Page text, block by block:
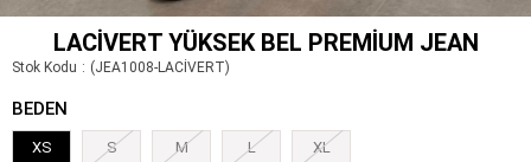
LACIVERT YÜKSEK BEL PREMIUM JEAN
Stok Kodu (JEA1008-LACİVERT)
BEDEN
XS S M L XL